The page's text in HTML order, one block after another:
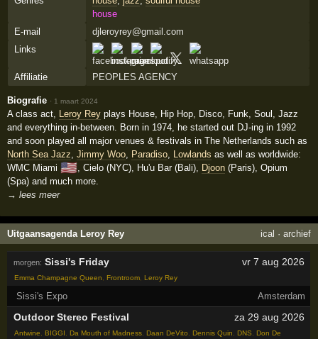
house
E-mail
djleroyrey@gmail.com
Links
Affiliatie PEOPLES AGENCY
Biografie · 1 maart 2024
A class act, Leroy Rey plays House, Hip Hop, Disco, Funk, Soul, Jazz
and everything in-between. Born in 1974, he started out DJ-ing in 1992
and soon played all major venues & festivals in The Netherlands such as
North Sea Jazz,Jimmy Woo, Paradiso, Lowlands as well as worldwide:
WMC Miami 🇺🇸, Cielo (NYC), Hu'u Bar (Bali), Djoon (Paris), Opium
(Spa) and much more.
→ lees meer
Uitgaansagenda Leroy Rey ical · archief
morgen: Sissi's Friday vr 7 aug 2026
Emma Champagne Queen, Frontroom, Leroy Rey
Sissi's Expo Amsterdam
Outdoor Stereo Festival za 29 aug 2026
Antwine, BIGGI , Da Mouth of Madness, Daan DeVito, Dennis Quin, DNS, Don De